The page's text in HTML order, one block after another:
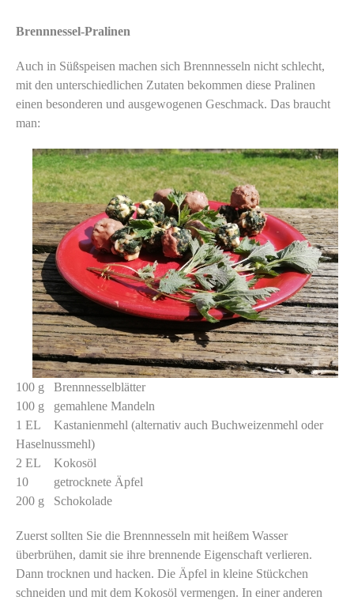
Brennnessel-Pralinen
Auch in Süßspeisen machen sich Brennnesseln nicht schlecht,
mit den unterschiedlichen Zutaten bekommen diese Pralinen
einen besonderen und ausgewogenen Geschmack. Das braucht
man:
100 g Brennnesselblätter
100 g gemahlene Mandeln
1 EL Kastanienmehl (alternativ auch Buchweizenmehl oder
Haselnussmehl)
2 EL Kokosöl
10 getrocknete Äpfel
200 g Schokolade
Zuerst sollten Sie die Brennnesseln mit heißem Wasser
überbrühen, damit sie ihre brennende Eigenschaft verlieren.
Dann trocknen und hacken. Die Äpfel in kleine Stückchen
schneiden und mit dem Kokosöl vermengen. In einer anderen